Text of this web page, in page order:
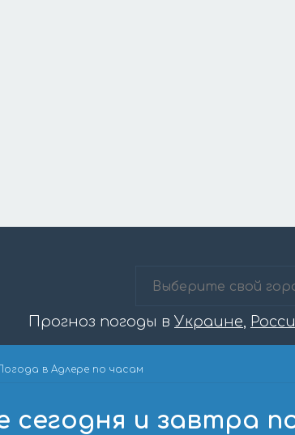
Прогноз погоды в Украине,
Погода в Адлере по часам
сегодня и завтра